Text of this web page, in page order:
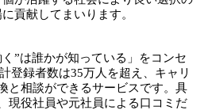
貢献してまいります。
”は誰かが知っている」をコンセ
登録者数は35万人を超え、キャリ
と相談ができるサービスです。具
現役社員や元社員による口コミだ